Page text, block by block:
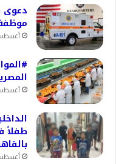
أغسطس 9,
المصرية
أغسطس 9,
طفلاً
أغسطس 9,